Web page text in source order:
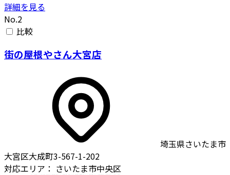
詳細を見る
No.2
比較
街の屋根やさん大宮店
埼玉県さいたま市
大宮区大成町3-567-1-202
対応エリア： さいたま市中央区